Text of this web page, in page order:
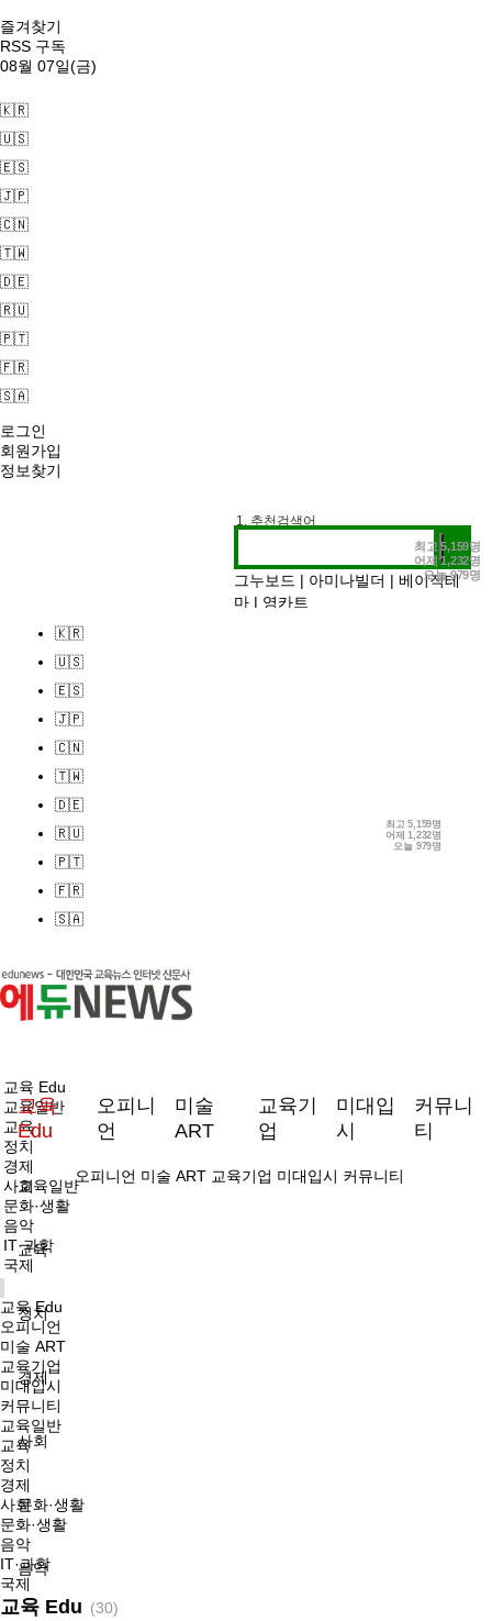
즐겨찾기
RSS 구독
08월 07일(금)
🇰🇷
🇺🇸
🇪🇸
🇯🇵
🇨🇳
🇹🇼
🇩🇪
🇷🇺
🇵🇹
🇫🇷
🇸🇦
로그인
회원가입
정보찾기
최고 5,159명
어제1,232명
오늘979명
1. 추천검색어
3. 작가인터뷰
그누보드 | 아미나빌더 | 베이직테
마 | 영카트
🇰🇷
🇺🇸
🇪🇸
🇯🇵
🇨🇳
🇹🇼
🇩🇪
🇷🇺
🇵🇹
🇫🇷
🇸🇦
최고5,159명
어제1,232명
오늘 979명
교육
Edu
교육일반
교육
정치
경제
사회
문화·생활
음악
오피니
언
미술
ART
교육기
업
미대입
시
커뮤니
티
교육 Edu
교육일반
교육
정치
경제
사회
문화·생활
음악
IT·과학
국제
오피니언 미술 ART 교육기업 미대입시 커뮤니티
교육 Edu
오피니언
미술 ART
교육기업
미대입시
커뮤니티
교육일반
교육
정치
경제
사회
문화·생활
음악
IT·과학
국제
교육 Edu (30)